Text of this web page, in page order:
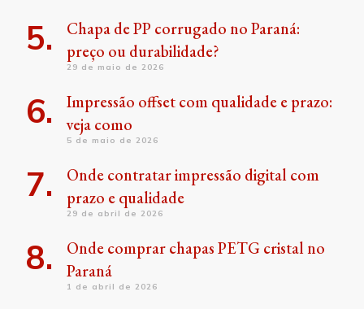
Chapa de PP corrugado no Paraná:
preço ou durabilidade?
29 de maio de 2026
Impressão offset com qualidade e prazo:
veja como
5 de maio de 2026
Onde contratar impressão digital com
prazo e qualidade
29 de abril de 2026
Onde comprar chapas PETG cristal no
Paraná
1 de abril de 2026